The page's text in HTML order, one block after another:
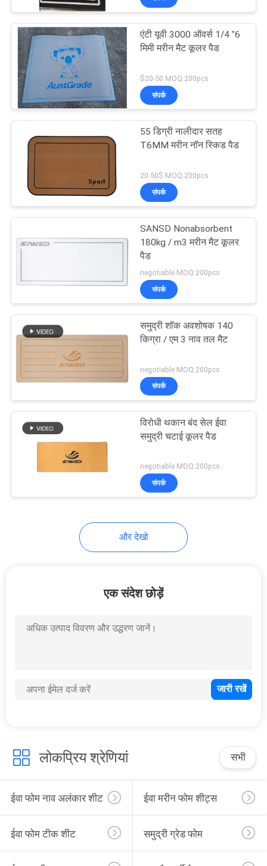
एक
उद्धरण
अनुरोध
करें
साइटमैप
PRIVACY
POLICY
समुद्री ग्रेड फोम
ईवा मछली शासक
15
नाव गैर पर्ची पैड
21
तैरो प्लेटफार्म पैड
कैमो बोट मैट
स्व चिपकने वाला ईवा फोम
शीट
7
एंटी यूवी 3000 ऑवर्स 1/4 "6
मिमी मरीन मैट कूलर पैड
$20-50 MOQ:200pcs
संपर्क
55 डिग्री नालीदार सतह
T6MM मरीन नॉन स्किड पैड
20-50$ MOQ:200pcs
संपर्क
SANSD Nonabsorbent
180kg / m3 मरीन मैट कूलर
पैड
negotiable MOQ:200pcs
संपर्क
समुद्री शॉक अवशोषक 140
किग्रा / एम 3 नाव तल मैट
negotiable MOQ:200pcs
संपर्क
विरोधी थकान बंद सेल ईवा
समुद्री चटाई कूलर पैड
negotiable MOQ:200pcs
संपर्क
और देखो
एक संदेश छोड़ें
लोकप्रिय श्रेणियां सभी
ईवा फोम नाव अलंकार शीट ईवा मरीन फोम शीट्स
ईवा फोम टीक शीट समुद्री ग्रेड फोम